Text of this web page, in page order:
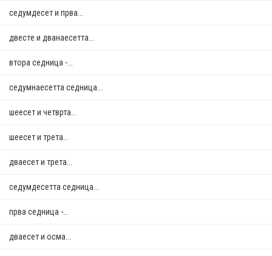
седумдесет и прва...
двестe и дванаесетта...
втора седница -...
седумнаесетта седница...
шеесет и четврта...
шеесет и трета...
дваесет и трета...
седумдесетта седница...
прва седница -...
дваесет и осма...